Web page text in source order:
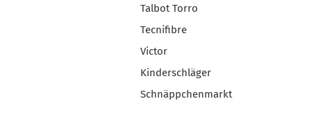
Talbot Torro
Tecnifibre
Victor
Kinderschläger
Schnäppchenmarkt